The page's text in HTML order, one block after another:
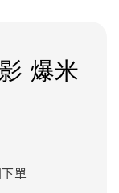
爆米
單